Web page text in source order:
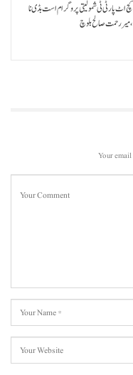
اٹ پارٹی ٹی شمولیتی پروگرام است بڈی نا
رحمت صالح بلوچ
Your